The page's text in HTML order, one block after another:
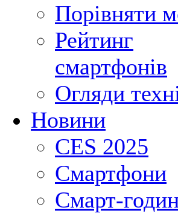
Порівняти
Рейтинг
смартфонів
Огляди
Новини
CES 2025
Смартфони
Смарт-